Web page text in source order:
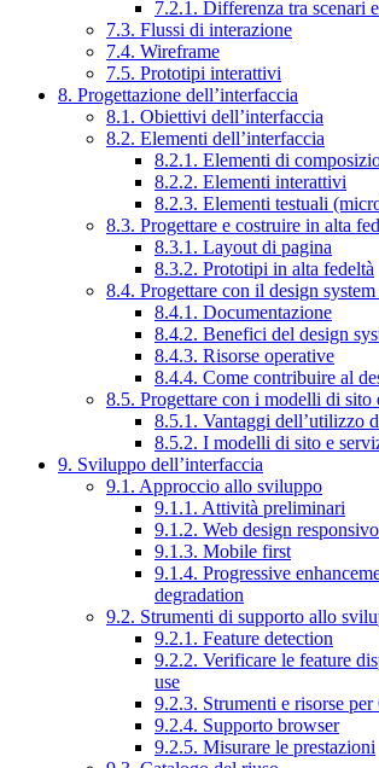
7.2.1. Differenza tra scenari
7.3. Flussi di interazione
7.4. Wireframe
7.5. Prototipi interattivi
8. Progettazione dell’interfaccia
8.1. Obiettivi dell’interfaccia
8.2. Elementi dell’interfaccia
8.2.1. Elementi di
8.2.2. Elementi interattivi
8.2.3. Elementi testuali
8.3. Progettare e costruire in alta
8.3.1. Layout di pagina
8.3.2. Prototipi in alta fedeltà
8.4. Progettare con il design
8.4.1. Documentazione
8.4.2. Benefici del design
8.4.3. Risorse operative
8.4.4. Come contribuire al
8.5. Progettare con i modelli di sito
8.5.1. Vantaggi dell’utilizzo
8.5.2. I modelli di sito e
9. Sviluppo dell’interfaccia
9.1. Approccio allo sviluppo
9.1.1. Attività preliminari
9.1.2. Web design
9.1.3. Mobile first
9.1.4. Progressive
degradation
9.2. Strumenti di supporto allo
9.2.1. Feature detection
9.2.2. Verificare le feature
use
9.2.3. Strumenti e risorse per
9.2.4. Supporto browser
9.2.5. Misurare le prestazioni